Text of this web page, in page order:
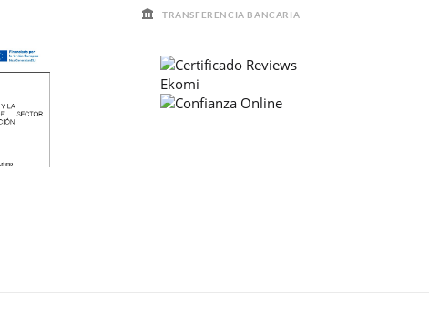
TRANSFERENCIA BANCARIA